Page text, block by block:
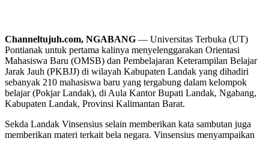
Channeltujuh.com, NGABANG — Universitas Terbuka (UT)
Pontianak untuk pertama kalinya menyelenggarakan Orientasi
Mahasiswa Baru (OMSB) dan Pembelajaran Keterampilan Belajar
Jarak Jauh (PKBJJ) di wilayah Kabupaten Landak yang dihadiri
sebanyak 210 mahasiswa baru yang tergabung dalam kelompok
belajar (Pokjar Landak), di Aula Kantor Bupati Landak, Ngabang,
Kabupaten Landak, Provinsi Kalimantan Barat.
Sekda Landak Vinsensius selain memberikan kata sambutan juga
memberikan materi terkait bela negara. Vinsensius menyampaikan